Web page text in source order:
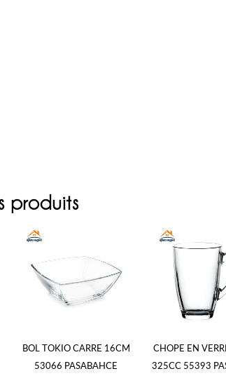
produits
BOL TOKIO CARRE 16CM
53066 PASABAHCE
CHOPE EN
325CC 55393